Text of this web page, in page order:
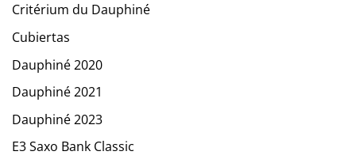
Critérium du Dauphiné
Cubiertas
Dauphiné 2020
Dauphiné 2021
Dauphiné 2023
E3 Saxo Bank Classic